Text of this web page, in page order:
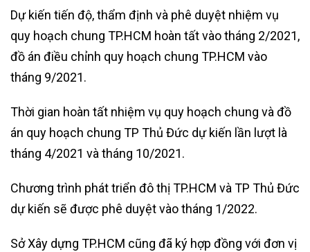
Dự kiến tiến độ, thẩm định và phê duyệt nhiệm vụ
quy hoạch chung TP.HCM hoàn tất vào tháng 2/2021,
đồ án điều chỉnh quy hoạch chung TP.HCM vào
tháng 9/2021.
Thời gian hoàn tất nhiệm vụ quy hoạch chung và đồ
án quy hoạch chung TP Thủ Đức dự kiến lần lượt là
tháng 4/2021 và tháng 10/2021.
Chương trình phát triển đô thị TP.HCM và TP Thủ Đức
dự kiến sẽ được phê duyệt vào tháng 1/2022.
Sở Xây dựng TP.HCM cũng đã ký hợp đồng với đơn vị